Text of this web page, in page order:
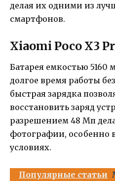
делая их одними из
смартфонов.
Xiaomi Poco X3
Батарея емкостью 5160
долгое время работы
быстрая зарядка
восстановить заряд
разрешением 48 Мп
фотографии, особенно
условиях.
Популярные статьи